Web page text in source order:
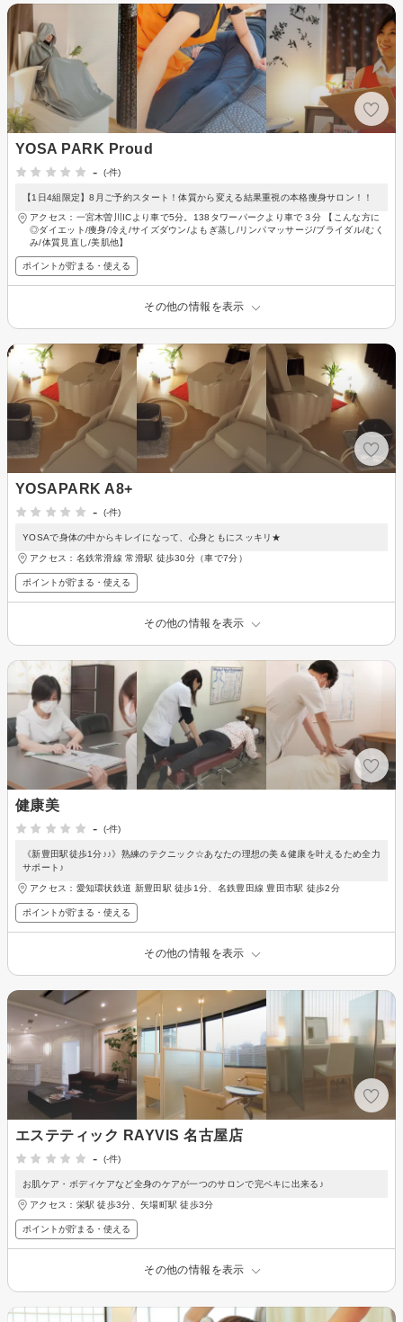
YOSA PARK Proud
-
(-件)
【1日4組限定】8月ご予約スタート！体質から変える結果重視の本格痩身サロン！！
アクセス：一宮木曽川ICより車で5分。138タワーパークより車で３分 【こんな方に
◎ダイエット/痩身/冷え/サイズダウン/よもぎ蒸し/リンパマッサージ/ブライダル/むく
み/体質見直し/美肌他】
ポイントが貯まる・使える
その他の情報を表示
YOSAPARK A8+
-
(-件)
YOSAで身体の中からキレイになって、心身ともにスッキリ★
アクセス：名鉄常滑線 常滑駅 徒歩30分（車で7分）
ポイントが貯まる・使える
その他の情報を表示
健康美
-
(-件)
《新豊田駅徒歩1分♪♪》熟練のテクニック☆あなたの理想の美＆健康を叶えるため全力
サポート♪
アクセス：愛知環状鉄道 新豊田駅 徒歩1分、名鉄豊田線 豊田市駅 徒歩2分
ポイントが貯まる・使える
その他の情報を表示
エステティック RAYVIS 名古屋店
-
(-件)
お肌ケア・ボディケアなど全身のケアが一つのサロンで完ペキに出来る♪
アクセス：栄駅 徒歩3分、矢場町駅 徒歩3分
ポイントが貯まる・使える
その他の情報を表示